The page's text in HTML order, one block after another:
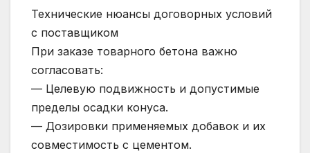
Технические нюансы договорных условий
с поставщиком
При заказе товарного бетона важно
согласовать:
— Целевую подвижность и допустимые
пределы осадки конуса.
— Дозировки применяемых добавок и их
совместимость с цементом.